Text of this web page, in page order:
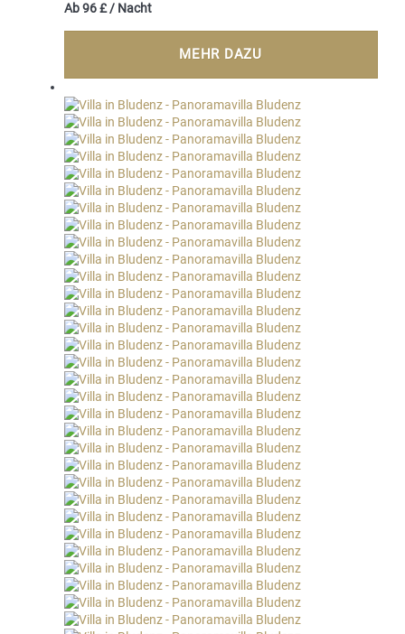
Ab 96 £ / Nacht
MEHR DAZU